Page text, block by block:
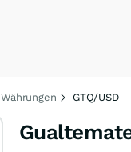
Währungen GTQ/USD